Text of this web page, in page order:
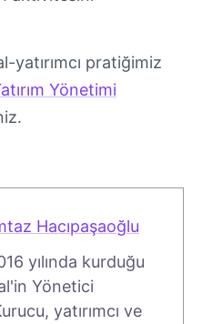
yatırımcı pratiğimiz
Yönetimi
Hacıpaşaoğlu
yılında kurduğu
Yönetici
yatırımcı ve